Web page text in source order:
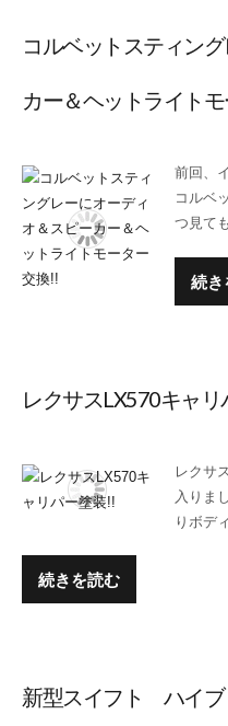
コルベットスティン
カー＆ヘットライト
前回、
コルベ
つ見て
続き
レクサスLX570キャ
レクサ
入りま
りボデ
続きを読む
新型スイフト ハイブ